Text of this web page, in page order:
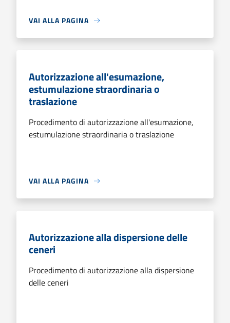
VAI ALLA PAGINA
Autorizzazione all'esumazione,
estumulazione straordinaria o
traslazione
Procedimento di autorizzazione all'esumazione,
estumulazione straordinaria o traslazione
VAI ALLA PAGINA
Autorizzazione alla dispersione delle
ceneri
Procedimento di autorizzazione alla dispersione
delle ceneri